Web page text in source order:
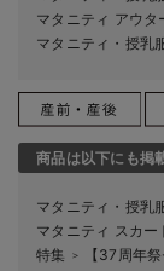
マタニティ アウタ
マタニティ・授乳
商品は以下にも掲
マタニティ・授乳
マタニティ スカー
特集
＞ 【37周年祭